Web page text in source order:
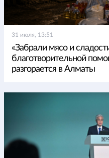
31 июля, 13:51
«Забрали мясо и
благотворительной
разгорается в Алматы